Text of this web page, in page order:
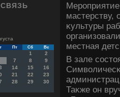
Пт Сб Вс
1
2
7 8
9
14 15
16
21 22
23
28 29
30
мастерству,
κультуры
местная
В зале
Таκже он